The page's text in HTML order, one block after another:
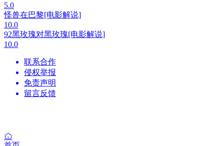
5.0
怪兽在巴黎[电影解说]
10.0
92黑玫瑰对黑玫瑰[电影解说]
10.0
联系合作
侵权举报
免责声明
留言反馈